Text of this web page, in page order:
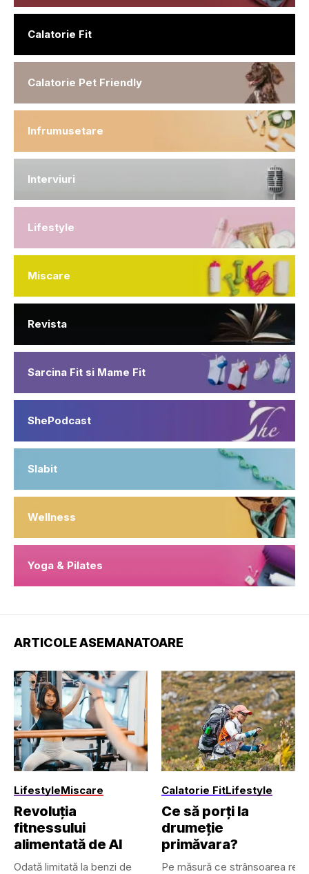
Calatorie Fit
Calatorie Pet Friendly
Infrumusetare
Interviuri
Lifestyle
Miscare
Revista
Sarcina Fit si Mame Fit
ShePodcast
Slabit
Wellness
Yoga & Pilates
ARTICOLE ASEMANATOARE
LifestyleMiscare
Revoluția
fitnessului
alimentată de AI
Odată limitată la benzi de
Calatorie FitLifestyle
Ce să porți la
drumeție
primăvara?
Pe măsură ce strânsoarea